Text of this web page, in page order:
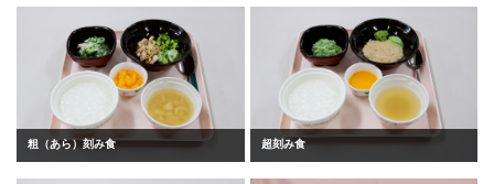
粗（あら）刻み食 超刻み食